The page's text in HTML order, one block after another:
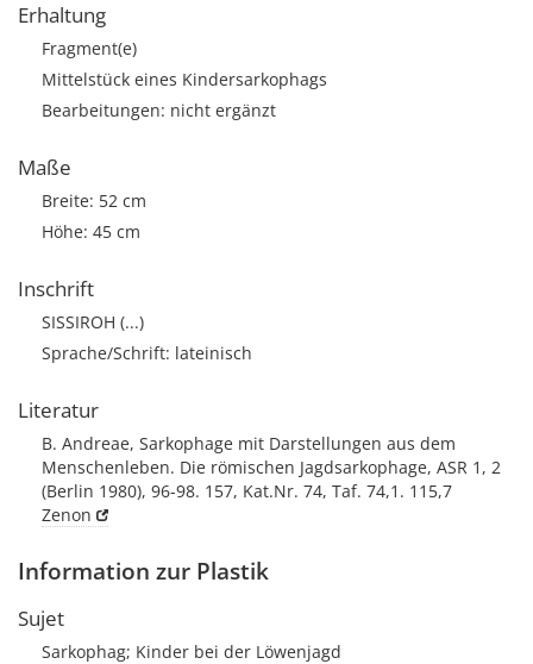
Erhaltung
Fragment(e)
Mittelstück eines Kindersarkophags
Bearbeitungen: nicht ergänzt
Maße
Breite: 52 cm
Höhe: 45 cm
Inschrift
SISSIROH (...)
Sprache/Schrift: lateinisch
Literatur
B. Andreae, Sarkophage mit Darstellungen aus dem
Menschenleben. Die römischen Jagdsarkophage, ASR 1, 2
(Berlin 1980), 96-98. 157, Kat.Nr. 74, Taf. 74,1. 115,7
Zenon
Information zur Plastik
Sujet
Sarkophag; Kinder bei der Löwenjagd